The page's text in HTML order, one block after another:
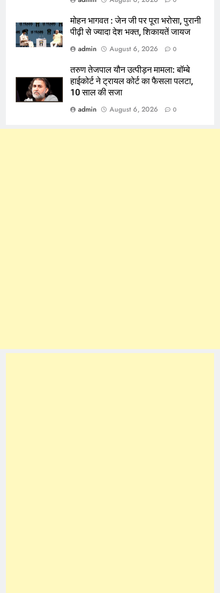
मोहन भागवत : जेन जी पर पूरा भरोसा, पुरानी
पीढ़ी से ज्यादा देश भक्त, शिकायतें जायज
admin
August 6, 2026 0
तरुण तेजपाल यौन उत्पीड़न मामला: बॉम्बे
हाईकोर्ट ने ट्रायल कोर्ट का फैसला पलटा,
10 साल की सजा
admin
August 6, 2026 0